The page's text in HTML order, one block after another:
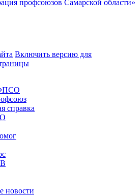
профсоюзов Самарской области»
Включить версию для
справка
новости